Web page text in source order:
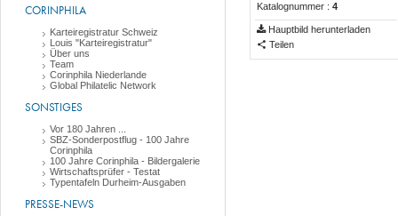
CORINPHILA
Karteiregistratur Schweiz
Louis "Karteiregistratur"
Über uns
Team
Corinphila Niederlande
Global Philatelic Network
SONSTIGES
Vor 180 Jahren ...
SBZ-Sonderpostflug - 100 Jahre
Corinphila
100 Jahre Corinphila - Bildergalerie
Wirtschaftsprüfer - Testat
Typentafeln Durheim-Ausgaben
PRESSE-NEWS
Katalognummer : 4
Hauptbild herunterladen
Teilen